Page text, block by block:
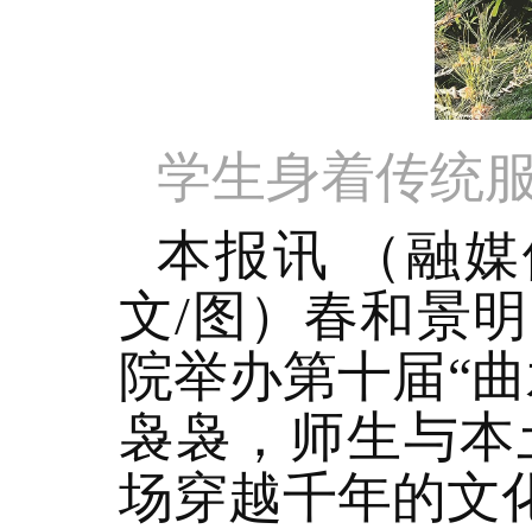
学生身着传统
本报讯 （融
文/图）春和景
院举办第十届“
袅袅，师生与
场穿越千年的文